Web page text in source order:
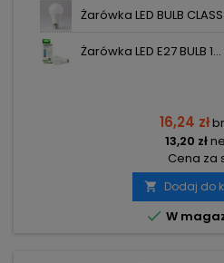
Żarówka LED BULB
Żarówka LED E27 BULB 1...
16,24 zł
13,20 zł
Cena za
 Dodaj do
 W